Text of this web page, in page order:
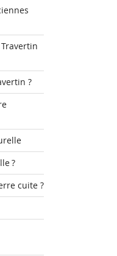
?
?
cuite ?